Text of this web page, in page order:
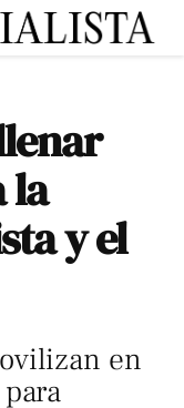
la
y el
en